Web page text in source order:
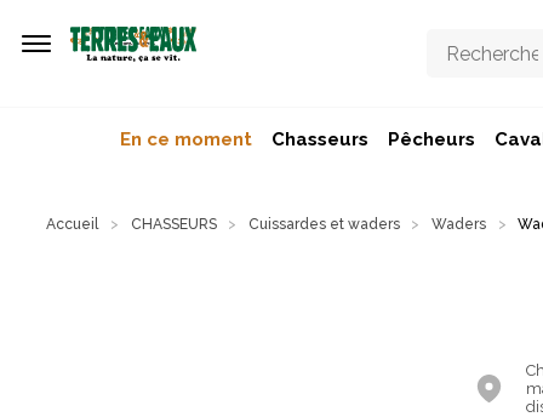
En ce moment Chasseurs Pêcheurs
Accueil CHASSEURS Cuissardes et waders Waders